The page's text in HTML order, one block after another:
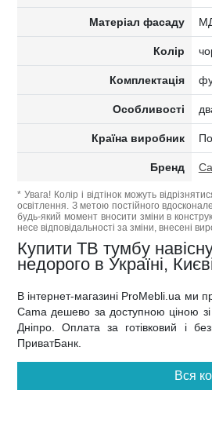
Матеріал фасаду
Колір
Комплектація
Особливості
Країна виробник
Бренд
* Увага! Колір і відтінок можуть
освітлення. З метою постійного
будь-який момент вносити зміни в
несе відповідальності за зміни, внесені
Купити ТВ тумбу
недорого в Україні,
В інтернет-магазині ProMebli.ua ми
Cama дешево за доступною ціною зі
Дніпро. Оплата за готівковий і
ПриватБанк.
Вся